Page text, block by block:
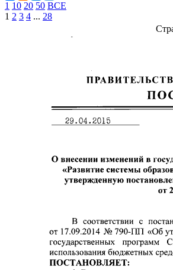
1 10 20 50 ВСЕ
1 2 3 4 ... 28